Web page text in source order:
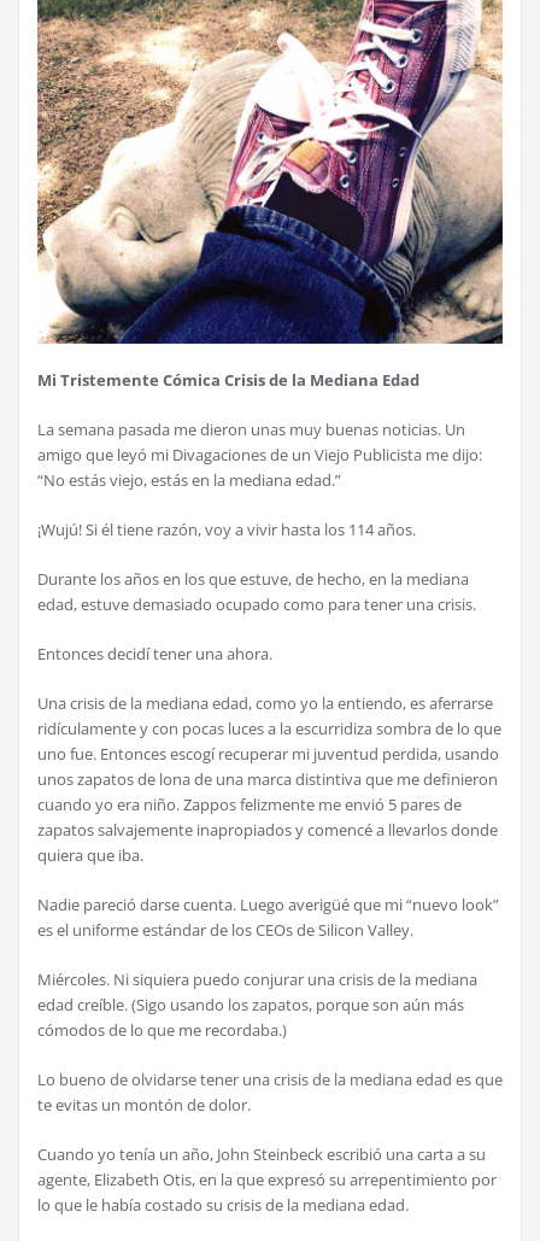
Mi Tristemente Cómica Crisis de la Mediana Edad
La semana pasada me dieron unas muy buenas noticias. Un
amigo que leyó mi Divagaciones de un Viejo Publicista me dijo:
“No estás viejo, estás en la mediana edad.”
¡Wujú! Siél tiene razón, voy a vivir hasta los 114 años.
Durante los años en los que estuve, de hecho, en la mediana
edad, estuve demasiado ocupado como para tener una crisis.
Entonces decidítener una ahora.
Una crisis de la mediana edad, como yo la entiendo, es aferrarse
ridículamente y con pocas luces a la escurridiza sombra de lo que
uno fue. Entonces escogírecuperar mi juventud perdida, usando
unos zapatos de lona de una marca distintiva que me definieron
cuando yo era niño. Zappos felizmente me envió 5 pares de
zapatos salvajemente inapropiados y comencéa llevarlos donde
quiera que iba.
Nadie pareció darse cuenta. Luego averigüéque mi “nuevo look”
es el uniforme estándar de los CEOs de Silicon Valley.
Miércoles. Ni siquiera puedo conjurar una crisis de la mediana
edad creíble. (Sigo usando los zapatos, porque son aún más
cómodos de lo que me recordaba.)
Lo bueno de olvidarse tener una crisis de la mediana edad es que
te evitas un montón de dolor.
Cuando yo tenía un año, John Steinbeck escribió una carta a su
agente, Elizabeth Otis, en la que expresó su arrepentimiento por
lo que le había costado su crisis de la mediana edad.